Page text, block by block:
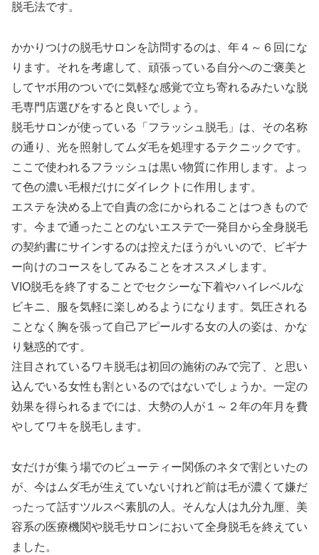
脱毛法です。
かかりつけの脱毛サロンを訪問するのは、年４～６回にな
ります。それを考慮して、頑張っている自分へのご褒美と
してヤボ用のついでに気軽な感覚で立ち寄れるみたいな脱
毛専門店選びをすると良いでしょう。
脱毛サロンが使っている「フラッシュ脱毛」は、その名称
の通り、光を照射してムダ毛を処理するテクニックです。
ここで使われるフラッシュは黒い物質に作用します。よっ
て色の濃い毛根だけにダイレクトに作用します。
エステを決める上で自責の念にかられることはつきもので
す。今まで通ったことのないエステで一発目から全身脱毛
の契約書にサインするのは控えたほうがいいので、ビギナ
ー向けのコースをしてみることをオススメします。
VIO脱毛を終了することでセクシーな下着やハイレベルな
ビキニ、服を気軽に楽しめるようになります。気圧される
ことなく胸を張って自己アピールする女の人の姿は、かな
り魅惑的です。
注目されているワキ脱毛は初回の施術のみで完了、と思い
込んでいる女性も割といるのではないでしょうか。一定の
効果を得られるまでには、大勢の人が１～２年の年月を費
やしてワキを脱毛します。
女だけが集う場でのビューティー関係のネタで割といたの
が、今はムダ毛が生えていないけれど前は毛が濃くて嫌だ
ったって話すツルスベ素肌の人。そんな人は九分九厘、美
容系の医療機関や脱毛サロンにおいて全身脱毛を終えてい
ました。